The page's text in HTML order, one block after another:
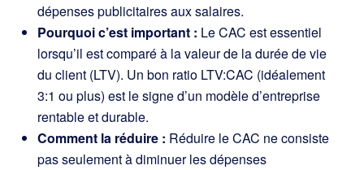
dépenses publicitaires aux salaires.
Pourquoi c’est important : Le CAC est essentiel
lorsqu’il est comparé à la valeur de la durée de vie
du client (LTV). Un bon ratio LTV:CAC (idéalement
3:1 ou plus) est le signe d’un modèle d’entreprise
rentable et durable.
Comment la réduire : Réduire le CAC ne consiste
pas seulement à diminuer les dépenses